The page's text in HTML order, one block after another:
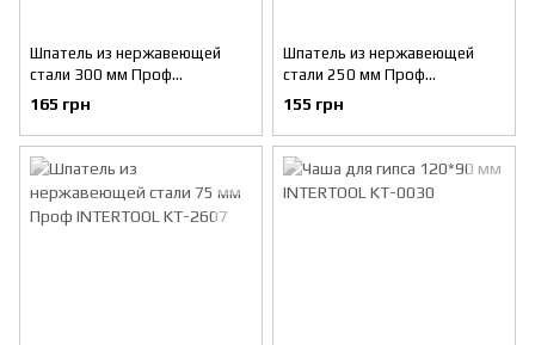
Шпатель из нержавеющей
стали 300 мм Проф
INTERTOOL KT-2630
165 грн
Шпатель из нержавеющей
стали 250 мм Проф
INTERTOOL KT-2625
155 грн